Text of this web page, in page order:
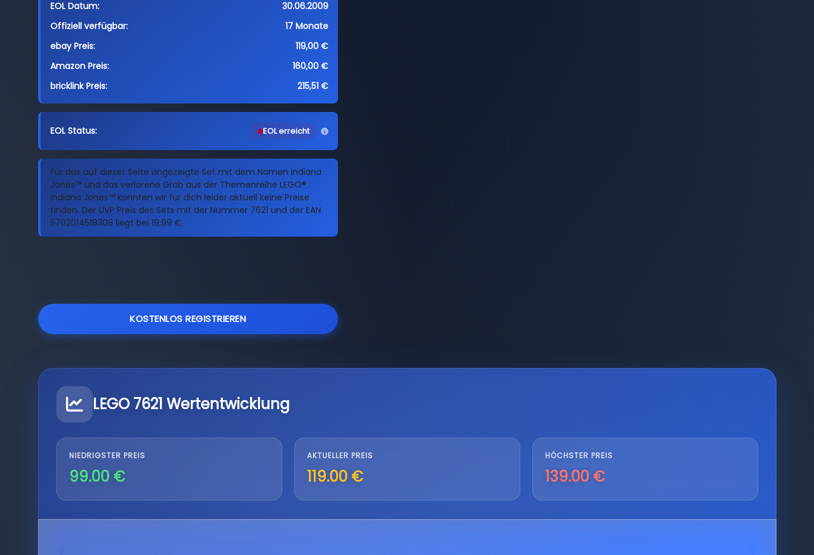
EOL Datum:
30.06.2009
Offiziell verfügbar:
17 Monate
ebay Preis:
119,00 €
Amazon Preis:
160,00 €
bricklink Preis:
215,51 €
EOL Status: EOL erreicht
Für das auf dieser Seite angezeigte Set mit dem Namen Indiana
Jones™ und das verlorene Grab aus der Themenreihe LEGO®
Indiana Jones™ konnten wir für dich leider aktuell keine Preise
finden. Der UVP Preis des Sets mit der Nummer 7621 und der EAN
5702014518308 liegt bei 19,99 €.
KOSTENLOS REGISTRIEREN
LEGO 7621 Wertentwicklung
NIEDRIGSTER PREIS
99.00 €
AKTUELLER PREIS
119.00 €
HÖCHSTER PREIS
139.00 €